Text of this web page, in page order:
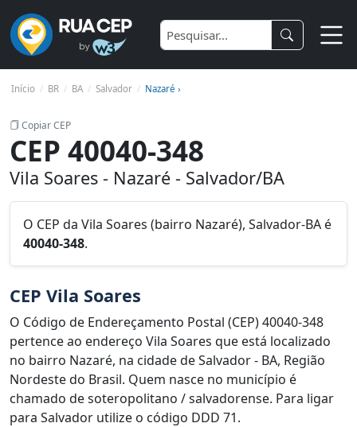
Início BR BA Salvador Nazaré ›
Copiar CEP
CEP 40040-348
Vila Soares - Nazaré - Salvador/BA
O CEP da Vila Soares (bairro Nazaré), Salvador-BA é
40040-348.
CEP Vila Soares
O Código de Endereçamento Postal (CEP) 40040-348
pertence ao endereço Vila Soares que está localizado
no bairro Nazaré, na cidade de Salvador - BA, Região
Nordeste do Brasil. Quem nasce no município é
chamado de soteropolitano / salvadorense. Para ligar
para Salvador utilize o código DDD 71.